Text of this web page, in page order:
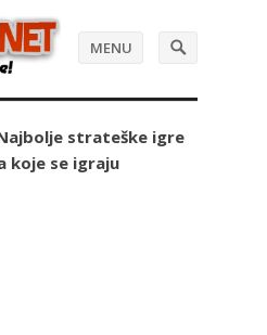
MENU
strateške igre
koje se igraju